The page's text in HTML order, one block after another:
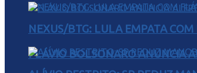
FLÁVIO BOLSONARO ANUNCIA
NEXUS/BTG: LULA EMPATA